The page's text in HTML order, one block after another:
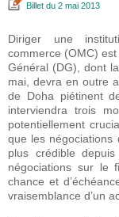
Billet du 2 mai 2013
Diriger une
commerce (OMC)
Général (DG), dont
mai, devra en outre
de Doha piétinent
interviendra trois
potentiellement
que les négociations
plus crédible
négociations sur le
chance et
vraisemblance d’un